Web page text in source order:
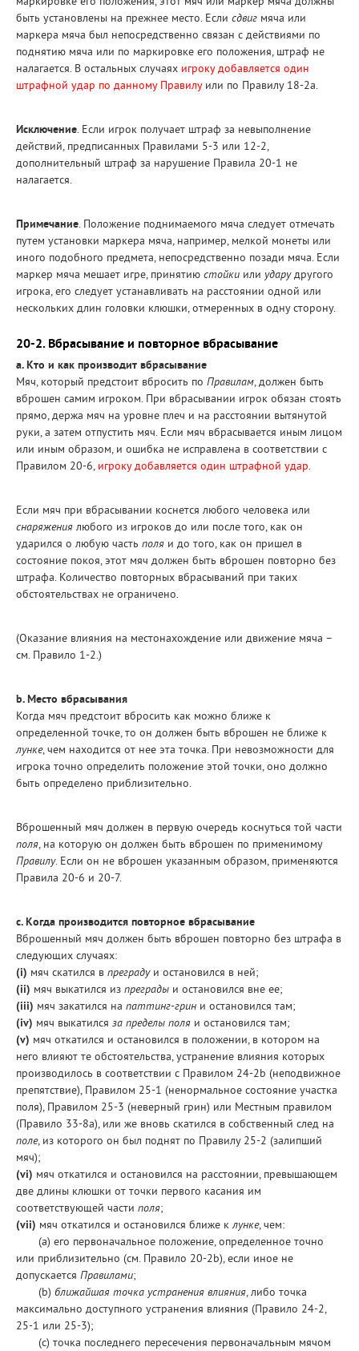
быть установлены на прежнее место. Если сдвиг мяча или
маркера мяча был непосредственно связан с действиями по
поднятию мяча или по маркировке его положения, штраф не
налагается. В остальных случаях игроку добавляется один
штрафной удар по данному Правилуили по Правилу 18-2а.
Исключение. Если игрок получает штраф за невыполнение
действий, предписанных Правилами 5-3 или 12-2,
дополнительный штраф за нарушение Правила 20-1 не
налагается.
Примечание. Положение поднимаемого мяча следует отмечать
путем установки маркера мяча, например, мелкой монеты или
иного подобного предмета, непосредственно позади мяча. Если
маркер мяча мешает игре, принятию стойки или ударудругого
игрока, его следует устанавливать на расстоянии одной или
нескольких длин головки клюшки, отмеренных в одну сторону.
20-2. Вбрасывание и повторное вбрасывание
а. Кто и как производит вбрасывание
Мяч, который предстоит вбросить по Правилам, должен быть
вброшен самим игроком. При вбрасывании игрок обязан стоять
прямо, держа мяч на уровне плеч и на расстоянии вытянутой
руки, а затем отпустить мяч. Если мяч вбрасывается иным лицом
или иным образом, и ошибка не исправлена в соответствии с
Правилом 20-6, игроку добавляется один штрафной удар.
Если мяч при вбрасывании коснется любого человека или
снаряжения любого из игроков до или после того, как он
ударился о любую часть поля и до того, как он пришел в
состояние покоя, этот мяч должен быть вброшен повторно без
штрафа. Количество повторных вбрасываний при таких
обстоятельствах не ограничено.
(Оказание влияния на местонахождение или движение мяча –
см. Правило 1-2.)
b. Место вбрасывания
Когда мяч предстоит вбросить как можно ближе к
определенной точке, то он должен быть вброшен не ближе к
лунке, чем находится от нее эта точка. При невозможности для
игрока точно определить положение этой точки, оно должно
быть определено приблизительно.
Вброшенный мяч должен в первую очередь коснуться той части
поля, на которую он должен быть вброшен по применимому
Правилу. Если он не вброшен указанным образом, применяются
Правила 20-6 и 20-7.
c. Когда производится повторное вбрасывание
Вброшенный мяч должен быть вброшен повторно без штрафа в
следующих случаях:
(i) мяч скатился в преграду и остановился в ней;
(ii) мяч выкатился из преграды и остановился вне ее;
(iii) мяч закатился на паттинг-грин и остановился там;
(iv) мяч выкатился за пределы поля и остановился там;
(v) мяч откатился и остановился в положении, в котором на
него влияют те обстоятельства, устранение влияния которых
производилось в соответствии с Правилом 24-2b (неподвижное
препятствие), Правилом 25-1 (ненормальное состояние участка
поля), Правилом 25-3 (неверный грин) или Местным правилом
(Правило 33-8а), или же вновь скатился в собственный след на
поле, из которого он был поднят по Правилу 25-2 (залипший
мяч);
(vi) мяч откатился и остановился на расстоянии, превышающем
две длины клюшки от точки первого касания им
соответствующей части поля;
(vii) мяч откатился и остановился ближе клунке, чем:
(a) его первоначальное положение, определенное точно
или приблизительно (см. Правило 20-2b), если иное не
допускается Правилами;
(b) ближайшая точка устранения влияния, либо точка
максимально доступного устранения влияния (Правило 24-2,
25-1 или 25-3);
(с) точка последнего пересечения первоначальным мячом